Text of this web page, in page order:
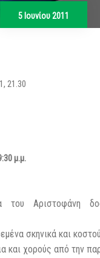
5 Ιουνίου 2011
μ.μ.
του Αριστοφάνη
σκηνικά και
και χορούς από την